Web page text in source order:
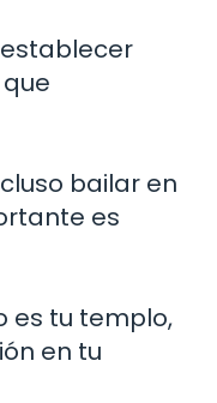
bailar en
es
es tu templo,
en tu